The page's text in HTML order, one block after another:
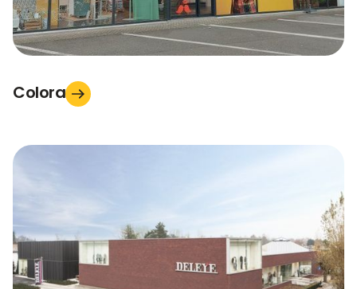
Colora